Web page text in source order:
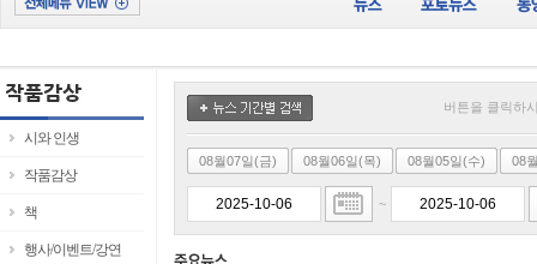
시와 인생
작품감상
책
행사/이벤트/강연
버튼을 클릭하
08월07일(금) 08월06일(목) 08월05일(수) 08
~